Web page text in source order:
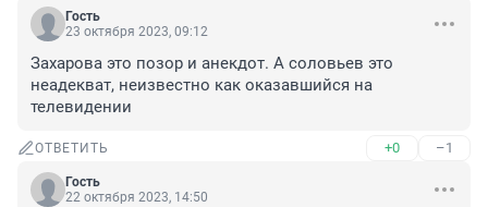
Гость
23 октября 2023, 09:12
Захарова это позор и анекдот. А соловьев это
неадекват, неизвестно как оказавшийся на
телевидении
ОТВЕТИТЬ +0 –1
Гость
22 октября 2023, 14:50